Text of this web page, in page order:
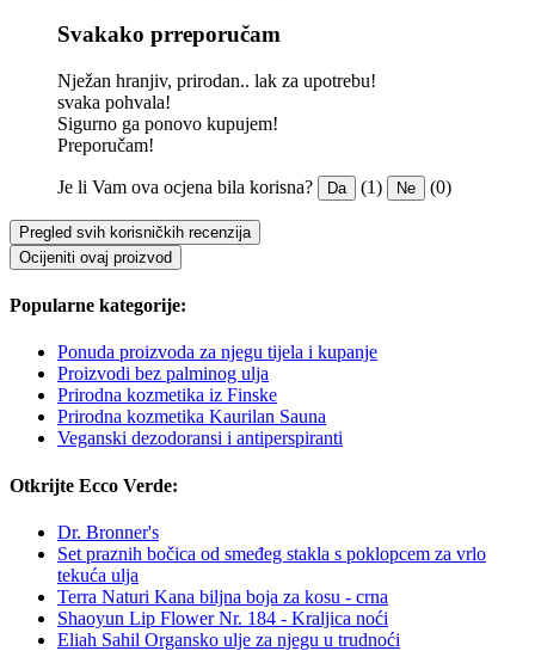
Svakako prreporučam
Nježan hranjiv, prirodan.. lak za upotrebu!
svaka pohvala!
Sigurno ga ponovo kupujem!
Preporučam!
Je li Vam ova ocjena bila korisna? Da (1) Ne (0)
Pregled svih korisničkih recenzija
Ocijeniti ovaj proizvod
Popularne kategorije:
Ponuda proizvoda za njegu tijela i kupanje
Proizvodi bez palminog ulja
Prirodna kozmetika iz Finske
Prirodna kozmetika Kaurilan Sauna
Veganski dezodoransi i antiperspiranti
Otkrijte Ecco Verde:
Dr. Bronner's
Set praznih bočica od smeđeg stakla s poklopcem za vrlo
tekuća ulja
Terra Naturi Kana biljna boja za kosu - crna
Shaoyun Lip Flower Nr. 184 - Kraljica noći
Eliah Sahil Organsko ulje za njegu u trudnoći